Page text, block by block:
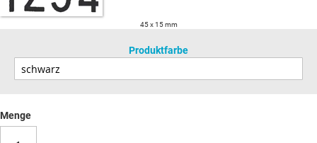
45 x 15 mm
Produktfarbe
Menge